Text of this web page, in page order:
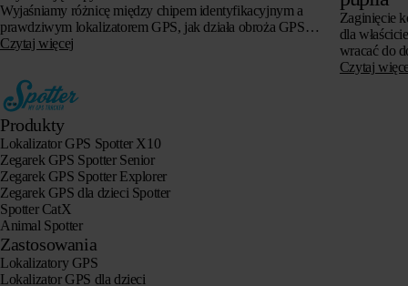
Wyjaśniamy różnicę między chipem identyfikacyjnym a
prawdziwym lokalizatorem GPS, jak działa obroża GPS
dla kotów, czy jest to możliwe bez abonamentu i na co
Czytaj więcej
Zaginięcie
dla
wracać do
bezsilności
Czytaj
Produkty
Lokalizator GPS Spotter X10
Zegarek GPS Spotter Senior
Zegarek GPS Spotter Explorer
Zegarek GPS dla dzieci Spotter
Spotter CatX
Animal Spotter
Zastosowania
Lokalizatory GPS
Lokalizator GPS dla dzieci